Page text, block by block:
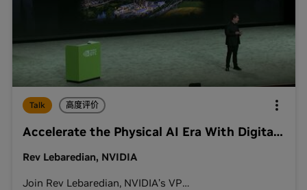
Talk 高度评价
Accelerate the Physical AI Era With Digital Twins and Real-Time Simulation
Rev Lebaredian, NVIDIA
Join Rev Lebaredian, NVIDIA’s VP…